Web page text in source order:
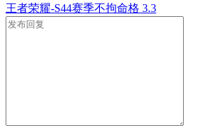
王者荣耀-S44赛季不拘命格 3.3